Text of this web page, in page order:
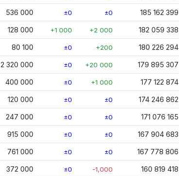
536 000 ±0 ±0 185 162 399
128 000 +1 000 +2 000 182 059 338
80 100 ±0 +200 180 226 294
2 320 000 ±0 +20 000 179 895 307
400 000 ±0 +1 000 177 122 874
120 000 ±0 ±0 174 246 862
247 000 ±0 ±0 171 076 165
915 000 ±0 ±0 167 904 683
761 000 ±0 ±0 167 778 806
372 000 ±0 -1,000 160 819 418